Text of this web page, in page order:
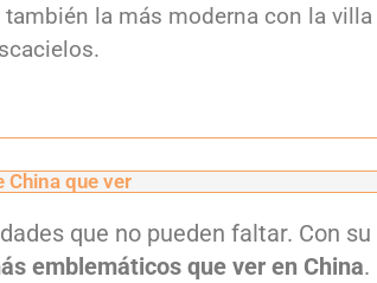
la más moderna con la villa
que ver
que no pueden faltar. Con su
emblemáticos que ver en China.